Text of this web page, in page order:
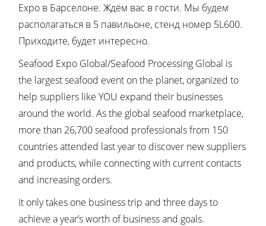
Expo в Барселоне. Ждём вас в гости. Мы будем
располагаться в 5 павильоне, стенд номер 5L600.
Приходите, будет интересно.
Seafood Expo Global/Seafood Processing Global is
the largest seafood event on the planet, organized to
help suppliers like YOU expand their businesses
around the world. As the global seafood marketplace,
more than 26,700 seafood professionals from 150
countries attended last year to discover new suppliers
and products, while connecting with current contacts
and increasing orders.
It only takes one business trip and three days to
achieve a year’s worth of business and goals.